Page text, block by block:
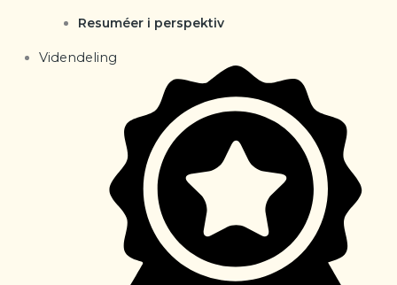
Resuméer i perspektiv
Videndeling